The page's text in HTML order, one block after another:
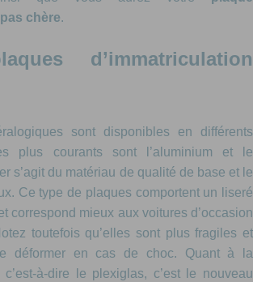
chère.
d’immatriculation
sont disponibles en différents
plus courants sont l’aluminium et le
s’agit du matériau de qualité de base et le
Ce type de plaques comportent un liseré
correspond mieux aux voitures d’occasion
toutefois qu’elles sont plus fragiles et
déformer en cas de choc. Quant à la
à-dire le plexiglas, c’est le nouveau